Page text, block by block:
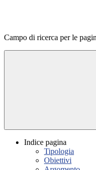
Campo di ricerca per le
Indice pagina
Tipologia
Obiettivi